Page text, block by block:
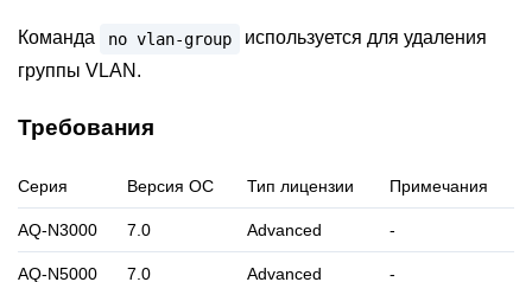
Команда no vlan-group
используется для удаления
группы VLAN.
Требования
Серия Версия ОС Тип лицензии Примечания
AQ-N3000 7.0 Advanced -
AQ-N5000 7.0 Advanced -